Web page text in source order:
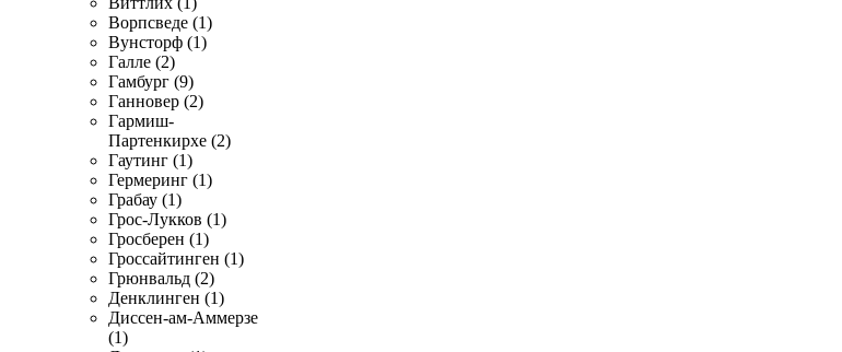
Ворпсведе (1)
Вунсторф (1)
Галле (2)
Гамбург (9)
Ганновер (2)
Гармиш-
Партенкирхе (2)
Гаутинг (1)
Гермеринг (1)
Грабау (1)
Грос-Лукков (1)
Гросберен (1)
Гроссайтинген (1)
Грюнвальд (2)
Денклинген (1)
Диссен-ам-Аммерзе
(1)